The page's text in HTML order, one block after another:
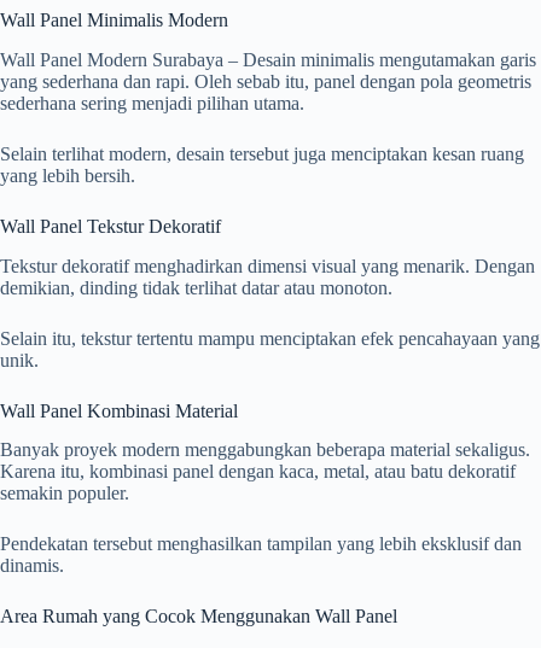
Wall Panel Minimalis Modern
Wall Panel Modern Surabaya – Desain minimalis mengutamakan garis
yang sederhana dan rapi. Oleh sebab itu, panel dengan pola geometris
sederhana sering menjadi pilihan utama.
Selain terlihat modern, desain tersebut juga menciptakan kesan ruang
yang lebih bersih.
Wall Panel Tekstur Dekoratif
Tekstur dekoratif menghadirkan dimensi visual yang menarik. Dengan
demikian, dinding tidak terlihat datar atau monoton.
Selain itu, tekstur tertentu mampu menciptakan efek pencahayaan yang
unik.
Wall Panel Kombinasi Material
Banyak proyek modern menggabungkan beberapa material sekaligus.
Karena itu, kombinasi panel dengan kaca, metal, atau batu dekoratif
semakin populer.
Pendekatan tersebut menghasilkan tampilan yang lebih eksklusif dan
dinamis.
Area Rumah yang Cocok Menggunakan Wall Panel